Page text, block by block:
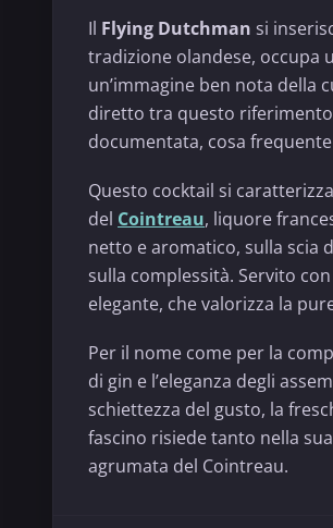
Il Flying Dutchman si
tradizione olandese, occupa
un’immagine ben nota della
diretto tra questo riferimento
documentata, cosa
Questo cocktail si
del Cointreau, liquore
netto e aromatico, sulla scia
sulla complessità. Servito con
elegante, che valorizza la
Per il nome come per la
di gin e l’eleganza degli
schiettezza del gusto, la
fascino risiede tanto nella
agrumata del Cointreau.